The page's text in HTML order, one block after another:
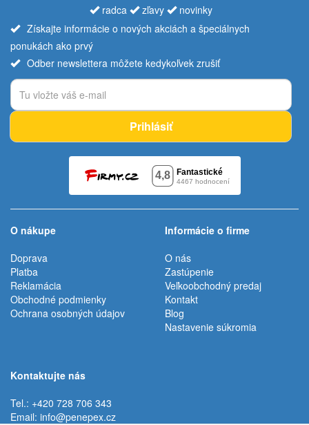
radca zľavy
novinky
Získajte informácie o nových akciách a špeciálnych
ponukách ako prvý
Odber newslettera môžete kedykoľvek zrušiť
Prihlásiť
O nákupe
Doprava
Platba
Reklamácia
Obchodné podmienky
Ochrana osobných údajov
Informácie o firme
O nás
Zastúpenie
Veľkoobchodný predaj
Kontakt
Blog
Nastavenie súkromia
Kontaktujte nás
Tel.: +420 728 706 343
Email: info@penepex.cz